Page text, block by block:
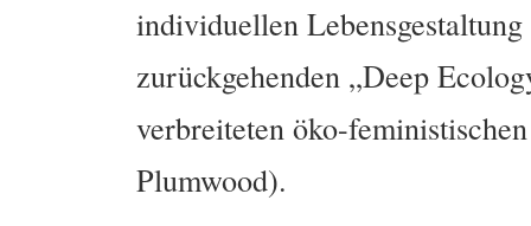
individuellen
zurückgehenden „Deep
verbreiteten öko-
Plumwood).